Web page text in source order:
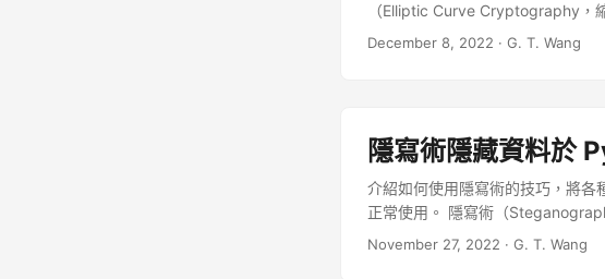
（Elliptic Curve Cryptography，
ECC 只需要較小的密鑰長度即可
December 8, 2022 · G. T. Wang
隱寫術隱藏資料於
介紹如何使用隱寫術的技巧，將
正常使用。 隱寫術（
實作上有非常多種方式。以下介紹
November 27, 2022 · G. T. Wang